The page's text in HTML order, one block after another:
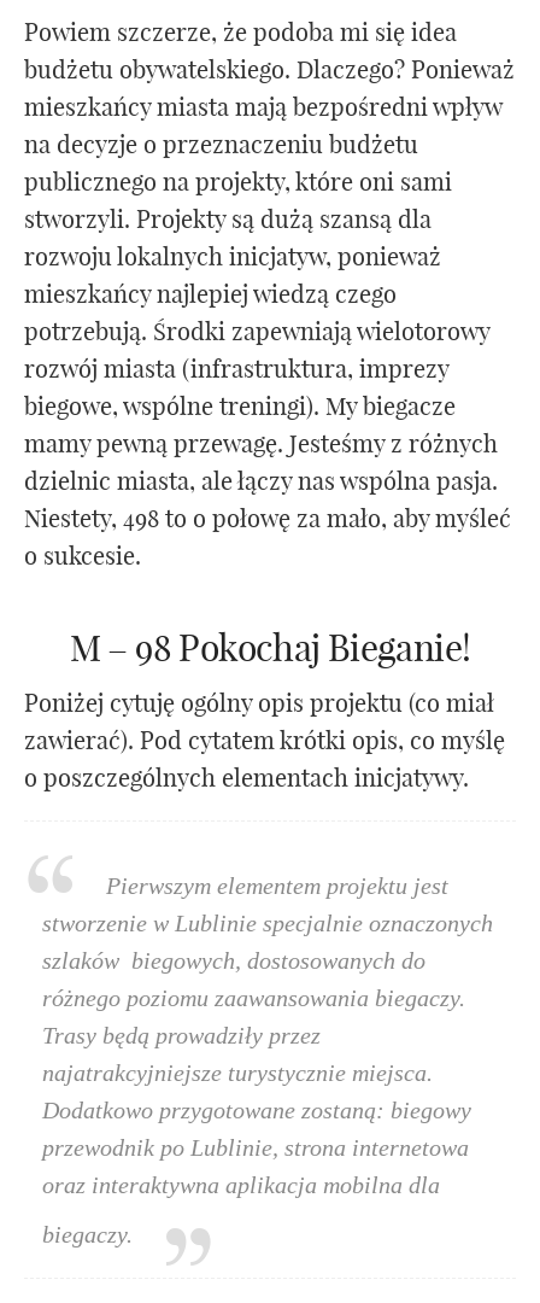
Powiem szczerze, że podoba mi się idea
budżetu obywatelskiego. Dlaczego? Ponieważ
mieszkańcy miasta mają bezpośredni wpływ
na decyzje o przeznaczeniu budżetu
publicznego na projekty, które oni sami
stworzyli. Projekty są dużą szansą dla
rozwoju lokalnych inicjatyw, ponieważ
mieszkańcy najlepiej wiedzą czego
potrzebują. Środki zapewniają wielotorowy
rozwój miasta (infrastruktura, imprezy
biegowe, wspólne treningi). My biegacze
mamy pewną przewagę. Jesteśmy z różnych
dzielnic miasta, ale łączy nas wspólna pasja.
Niestety, 498 to o połowę za mało, aby myśleć
o sukcesie.
M – 98 Pokochaj Bieganie!
Poniżej cytuję ogólny opis projektu (co miał
zawierać). Pod cytatem krótki opis, co myślę
o poszczególnych elementach inicjatywy.
Pierwszym elementem projektu jest
stworzenie w Lublinie specjalnie oznaczonych
szlaków biegowych, dostosowanych do
różnego poziomu zaawansowania biegaczy.
Trasy będą prowadziły przez
najatrakcyjniejsze turystycznie miejsca.
Dodatkowo przygotowane zostaną: biegowy
przewodnik po Lublinie, strona internetowa
oraz interaktywna aplikacja mobilna dla
biegaczy.